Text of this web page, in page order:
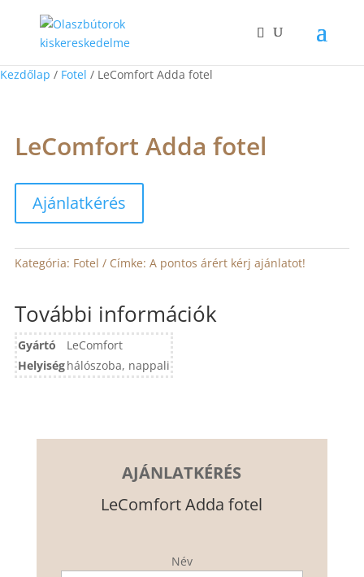
Kezdőlap / Fotel / LeComfort Adda fotel
LeComfort Adda fotel
Ajánlatkérés
Kategória: Fotel Címke: A pontos árért kérj ajánlatot!
További információk
Gyártó
LeComfort
Helyiséghálószoba, nappali
AJÁNLATKÉRÉS
LeComfort Adda fotel
Név